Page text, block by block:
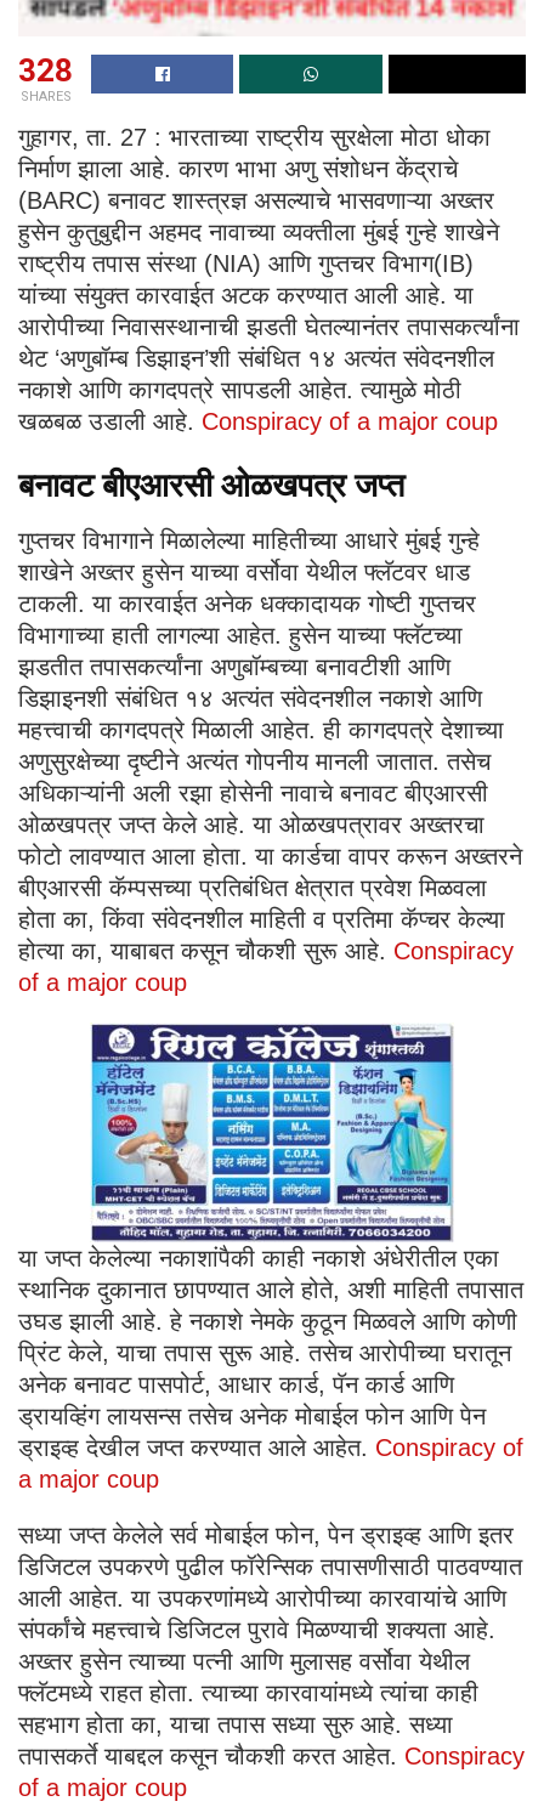
328
SHARES
गुहागर, ता. 27 : भारताच्या राष्ट्रीय सुरक्षेला मोठा धोका
निर्माण झाला आहे. कारण भाभा अणु संशोधन केंद्राचे
(BARC) बनावट शास्त्रज्ञ असल्याचे भासवणाऱ्या अख्तर
हुसेन कुतुबुद्दीन अहमद नावाच्या व्यक्तीला मुंबई गुन्हे शाखेने
राष्ट्रीय तपास संस्था (NIA) आणि गुप्तचर विभाग(IB)
यांच्या संयुक्त कारवाईत अटक करण्यात आली आहे. या
आरोपीच्या निवासस्थानाची झडती घेतल्यानंतर तपासकर्त्यांना
थेट ‘अणुबॉम्ब डिझाइन’शी संबंधित १४ अत्यंत संवेदनशील
नकाशे आणि कागदपत्रे सापडली आहेत. त्यामुळे मोठी
खळबळ उडाली आहे. Conspiracy of a major coup
बनावट बीएआरसी ओळखपत्र जप्त
गुप्तचर विभागाने मिळालेल्या माहितीच्या आधारे मुंबई गुन्हे
शाखेने अख्तर हुसेन याच्या वर्सोवा येथील फ्लॅटवर धाड
टाकली. या कारवाईत अनेक धक्कादायक गोष्टी गुप्तचर
विभागाच्या हाती लागल्या आहेत. हुसेन याच्या फ्लॅटच्या
झडतीत तपासकर्त्यांना अणुबॉम्बच्या बनावटीशी आणि
डिझाइनशी संबंधित १४ अत्यंत संवेदनशील नकाशे आणि
महत्त्वाची कागदपत्रे मिळाली आहेत. ही कागदपत्रे देशाच्या
अणुसुरक्षेच्या दृष्टीने अत्यंत गोपनीय मानली जातात. तसेच
अधिकाऱ्यांनी अली रझा होसेनी नावाचे बनावट बीएआरसी
ओळखपत्र जप्त केले आहे. या ओळखपत्रावर अख्तरचा
फोटो लावण्यात आला होता. या कार्डचा वापर करून अख्तरने
बीएआरसी कॅम्पसच्या प्रतिबंधित क्षेत्रात प्रवेश मिळवला
होता का, किंवा संवेदनशील माहिती व प्रतिमा कॅप्चर केल्या
होत्या का, याबाबत कसून चौकशी सुरू आहे. Conspiracy
of a major coup
या जप्त केलेल्या नकाशांपैकी काही नकाशे अंधेरीतील एका
स्थानिक दुकानात छापण्यात आले होते, अशी माहिती तपासात
उघड झाली आहे. हे नकाशे नेमके कुठून मिळवले आणि कोणी
प्रिंट केले, याचा तपास सुरू आहे. तसेच आरोपीच्या घरातून
अनेक बनावट पासपोर्ट, आधार कार्ड, पॅन कार्ड आणि
ड्रायव्हिंग लायसन्स तसेच अनेक मोबाईल फोन आणि पेन
ड्राइव्ह देखील जप्त करण्यात आले आहेत. Conspiracy of
a major coup
सध्या जप्त केलेले सर्व मोबाईल फोन, पेन ड्राइव्ह आणि इतर
डिजिटल उपकरणे पुढील फॉरेन्सिक तपासणीसाठी पाठवण्यात
आली आहेत. या उपकरणांमध्ये आरोपीच्या कारवायांचे आणि
संपर्कांचे महत्त्वाचे डिजिटल पुरावे मिळण्याची शक्यता आहे.
अख्तर हुसेन त्याच्या पत्नी आणि मुलासह वर्सोवा येथील
फ्लॅटमध्ये राहत होता. त्याच्या कारवायांमध्ये त्यांचा काही
सहभाग होता का, याचा तपास सध्या सुरु आहे. सध्या
तपासकर्ते याबद्दल कसून चौकशी करत आहेत. Conspiracy
of a major coup